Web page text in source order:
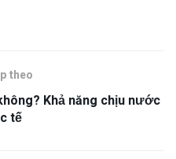
theo
Khả năng chịu nước
tế